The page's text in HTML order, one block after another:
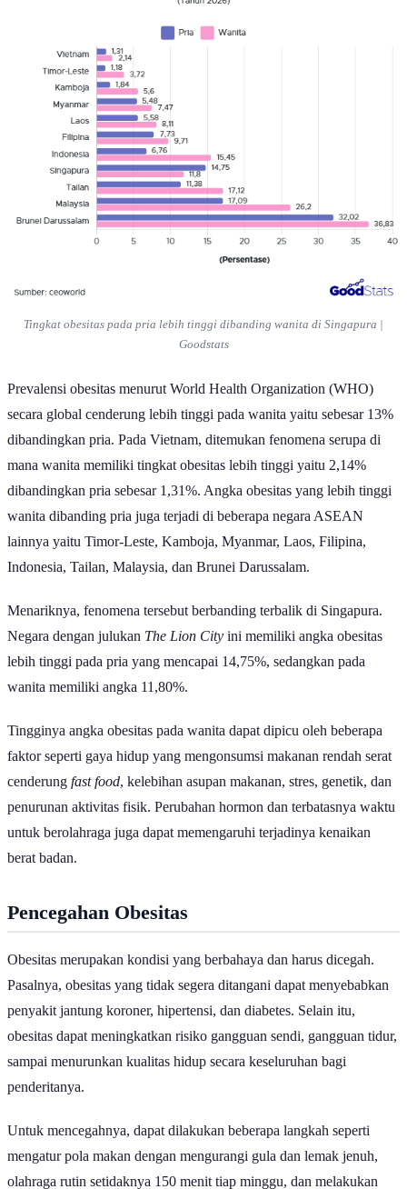
Tingkat obesitas pada pria lebih tinggi dibanding wanita di Singapura |
Goodstats
Prevalensi obesitas menurut World Health Organization (WHO)
secara global cenderung lebih tinggi pada wanita yaitu sebesar 13%
dibandingkan pria. Pada Vietnam, ditemukan fenomena serupa di
mana wanita memiliki tingkat obesitas lebih tinggi yaitu 2,14%
dibandingkan pria sebesar 1,31%. Angka obesitas yang lebih tinggi
wanita dibanding pria juga terjadi di beberapa negara ASEAN
lainnya yaitu Timor-Leste, Kamboja, Myanmar, Laos, Filipina,
Indonesia, Tailan, Malaysia, dan Brunei Darussalam.
Menariknya, fenomena tersebut berbanding terbalik di Singapura.
Negara dengan julukan The Lion City ini memiliki angka obesitas
lebih tinggi pada pria yang mencapai 14,75%, sedangkan pada
wanita memiliki angka 11,80%.
Tingginya angka obesitas pada wanita dapat dipicu oleh beberapa
faktor seperti gaya hidup yang mengonsumsi makanan rendah serat
cenderung fast food, kelebihan asupan makanan, stres, genetik, dan
penurunan aktivitas fisik. Perubahan hormon dan terbatasnya waktu
untuk berolahraga juga dapat memengaruhi terjadinya kenaikan
berat badan.
Pencegahan Obesitas
Obesitas merupakan kondisi yang berbahaya dan harus dicegah.
Pasalnya, obesitas yang tidak segera ditangani dapat menyebabkan
penyakit jantung koroner, hipertensi, dan diabetes. Selain itu,
obesitas dapat meningkatkan risiko gangguan sendi, gangguan tidur,
sampai menurunkan kualitas hidup secara keseluruhan bagi
penderitanya.
Untuk mencegahnya, dapat dilakukan beberapa langkah seperti
mengatur pola makan dengan mengurangi gula dan lemak jenuh,
olahraga rutin setidaknya 150 menit tiap minggu, dan melakukan